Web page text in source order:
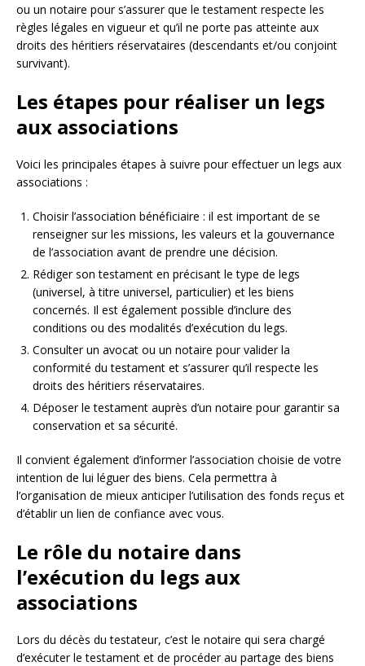
ou un notaire pour s’assurer que le testament respecte les
règles légales en vigueur et qu’il ne porte pas atteinte aux
droits des héritiers réservataires (descendants et/ou conjoint
survivant).
Les étapes pour réaliser un legs
aux associations
Voici les principales étapes à suivre pour effectuer un legs aux
associations :
Choisir l’association bénéficiaire : il est important de se
renseigner sur les missions, les valeurs et la gouvernance
de l’association avant de prendre une décision.
Rédiger son testament en précisant le type de legs
(universel, à titre universel, particulier) et les biens
concernés. Il est également possible d’inclure des
conditions ou des modalités d’exécution du legs.
Consulter un avocat ou un notaire pour valider la
conformité du testament et s’assurer qu’il respecte les
droits des héritiers réservataires.
Déposer le testament auprès d’un notaire pour garantir sa
conservation et sa sécurité.
Il convient également d’informer l’association choisie de votre
intention de lui léguer des biens. Cela permettra à
l’organisation de mieux anticiper l’utilisation des fonds reçus et
d’établir un lien de confiance avec vous.
Le rôle du notaire dans
l’exécution du legs aux
associations
Lors du décès du testateur, c’est le notaire qui sera chargé
d’exécuter le testament et de procéder au partage des biens